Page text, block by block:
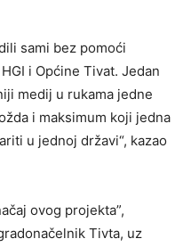
sami bez pomoći
i Općine Tivat. Jedan
medij u rukama jedne
i maksimum koji jedna
u jednoj državi“, kazao
ovog projekta”,
Tivta, uz